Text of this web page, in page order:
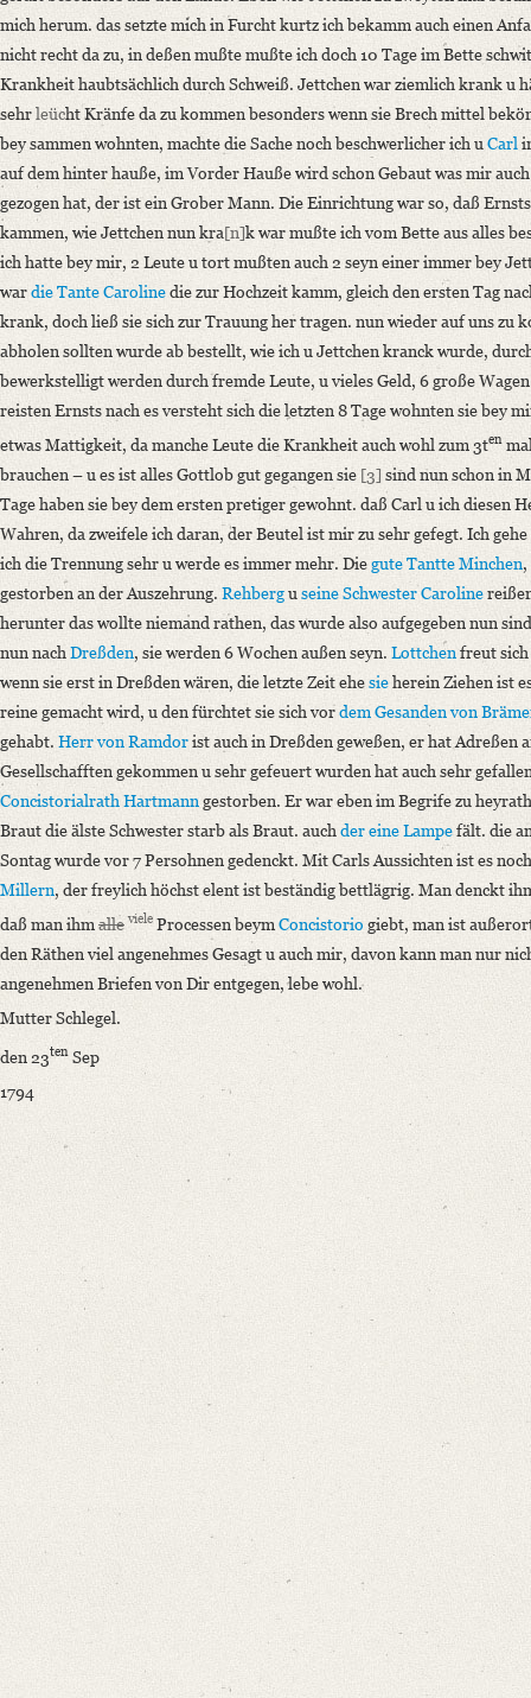
Format: 25,5 x 18,3 cm
Incipit: „[1] Liebst Willhelm
Ich habe seit den 1 ten August keine Briefe von Dir, das macht mir
Language
Editors
Bamberg, Claudia
mich herum. das setzte mich in Furcht kurtz ich bekamm auch einen
nicht recht da zu, in deßen mußte mußte ich doch 10 Tage im Bette
Krankheit haubtsächlich durch Schweiß. Jettchen war ziemlich krank u
sehrleücht Kränfe da zu kommen besonders wenn sie Brech mittel
bey sammen wohnten, machte die Sache noch beschwerlicher ich u Carl
auf dem hinter hauße, im Vorder Hauße wird schon Gebaut was mir
gezogen hat, der ist ein Grober Mann. Die Einrichtung war so, daß
kammen, wie Jettchen nun kra[n]k war mußte ich vom Bette aus alles
ich hatte bey mir, 2 Leute u tort mußten auch 2 seyn einer immer bey
wardie Tante Carolinedie zur Hochzeit kamm, gleich den ersten Tag
krank, doch ließ sie sich zur Trauung her tragen. nun wieder auf uns zu
abholen sollten wurde ab bestellt, wie ich u Jettchen kranck wurde,
bewerkstelligt werden durch fremde Leute, u vieles Geld, 6 große
reisten Ernsts nach es versteht sich die letzten 8 Tage wohnten sie bey
etwas Mattigkeit, da manche Leute die Krankheit auch wohl zum 3ten
brauchen – u es ist alles Gottlob gut gegangen sie [3] sind nun schon in
Tage haben sie bey dem ersten pretiger gewohnt. daß Carl u ich diesen
Wahren, da zweifele ich daran, der Beutel ist mir zu sehr gefegt. Ich
ich die Trennung sehr u werde es immer mehr. Diegute Tantte Minchen
gestorben an der Auszehrung. Rehbergu seine Schwester Caroline
herunter das wollte niemand rathen, das wurde also aufgegeben nun
nun nach Dreßden, sie werden 6 Wochen außen seyn. Lottchenfreut
wenn sie erst in Dreßden wären, die letzte Zeit ehesieherein Ziehen ist
reine gemacht wird, u den fürchtet sie sich vordem Gesanden von
gehabt. Herr von Ramdorist auch in Dreßden geweßen, er hat Adreßen
Gesellschafften gekommen u sehr gefeuert wurden hat auch sehr
Concistorialrath Hartmanngestorben. Er war eben im Begrife zu
Braut die älste Schwester starb als Braut. auch der eine Lampefält. die
Sontag wurde vor 7 Persohnen gedenckt. Mit Carls Aussichten ist es
Millern, der freylich höchst elent ist beständig bettlägrig. Man denckt
daß man ihmalle viele Processen beymConcistorio giebt, man ist
den Räthen viel angenehmes Gesagt u auch mir, davon kann man nur
angenehmen Briefen von Dir entgegen, lebe wohl.
Mutter Schlegel.
den 23ten Sep
1794